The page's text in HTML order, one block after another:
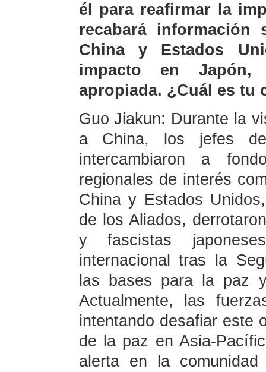
él para reafirmar la
recabará información
China y Estados
impacto en
apropiada. ¿Cuál es tu
Guo Jiakun: Durante la
a China, los jefes
intercambiaron a
regionales de interés
China y Estados
de los Aliados,
y fascistas
internacional tras la
las bases para la paz
Actualmente, las
intentando desafiar este
de la paz en Asia-
alerta en la